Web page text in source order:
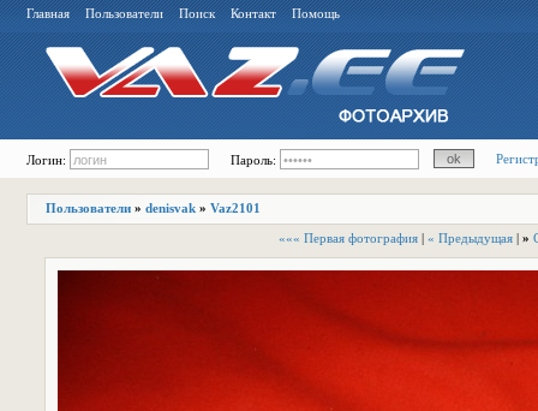
Главная Пользователи Поиск Контакт Помощь
Логин: Пароль:
Пользователи » denisvak » Vaz2101
««« Первая фотография | « Предыдущая | »